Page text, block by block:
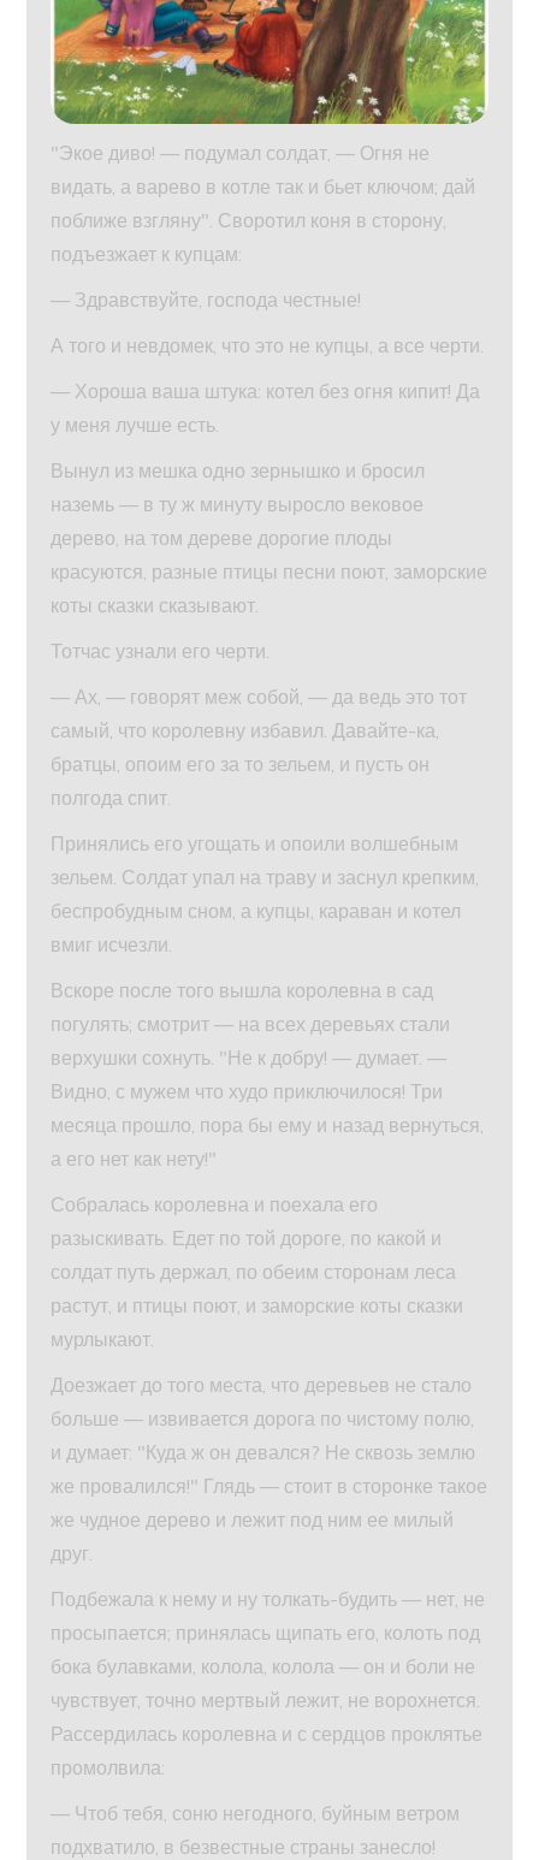
"Экое диво! — подумал солдат, — Огня не
видать, а варево в котле так и бьет ключом; дай
поближе взгляну". Своротил коня в сторону,
подъезжает к купцам:
— Здравствуйте, господа честные!
А того и невдомек, что это не купцы, а все черти.
— Хороша ваша штука: котел без огня кипит! Да
у меня лучше есть.
Вынул из мешка одно зернышко и бросил
наземь — в ту ж минуту выросло вековое
дерево, на том дереве дорогие плоды
красуются, разные птицы песни поют, заморские
коты сказки сказывают.
Тотчас узнали его черти.
— Ах, — говорят меж собой, — да ведь это тот
самый, что королевну избавил. Давайте-ка,
братцы, опоим его за то зельем, и пусть он
полгода спит.
Принялись его угощать и опоили волшебным
зельем. Солдат упал на траву и заснул крепким,
беспробудным сном, а купцы, караван и котел
вмиг исчезли.
Вскоре после того вышла королевна в сад
погулять; смотрит — на всех деревьях стали
верхушки сохнуть. "Не к добру! — думает. —
Видно, с мужем что худо приключилося! Три
месяца прошло, пора бы ему и назад вернуться,
а его нет как нету!"
Собралась королевна и поехала его
разыскивать. Едет по той дороге, по какой и
солдат путь держал, по обеим сторонам леса
растут, и птицы поют, и заморские коты сказки
мурлыкают.
Доезжает до того места, что деревьев не стало
больше — извивается дорога по чистому полю,
и думает: "Куда ж он девался? Не сквозь землю
же провалился!" Глядь — стоит в сторонке такое
же чудное дерево и лежит под ним ее милый
друг.
Подбежала к нему и ну толкать-будить — нет, не
просыпается; принялась щипать его, колоть под
бока булавками, колола, колола — он и боли не
чувствует, точно мертвый лежит, не ворохнется.
Рассердилась королевна и с сердцов проклятье
промолвила:
— Чтоб тебя, соню негодного, буйным ветром
подхватило, в безвестные страны занесло!